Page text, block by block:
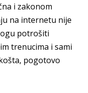
i zakonom
na internetu nije
potrošiti
trenucima i sami
pogotovo